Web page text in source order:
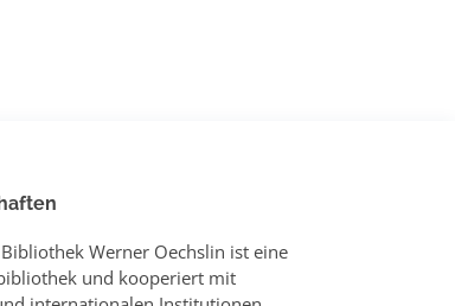
Werner Oechslin ist eine
und kooperiert mit